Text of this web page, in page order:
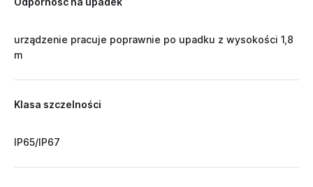
urządzenie pracuje poprawnie po upadku z wysokości 1,8
m
Klasa szczelności
IP65/IP67